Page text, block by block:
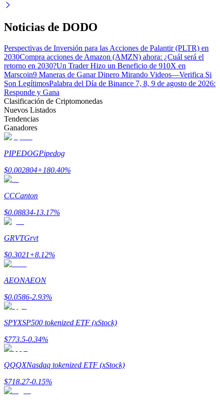
Bitrue Partners
Afiliados de Bitrue
¡Hasta un 65% de comisiones!
Referencia
Invita a un amigo para recibir recompensas en efectivo
Deposit CASHCAT & Win
Noticias de DODO
Perspectivas de Inversión para las Acciones de Palantir (PLTR) en
2030Compra acciones de Amazon (AMZN) ahora: ¿Cuál será el
retorno en 2030?Un Trader Hizo un Beneficio de 910X en
Marscoin9 Maneras de Ganar Dinero Mirando Videos—Verifica Si
Son LegítimosPalabra del Día de Binance 7, 8, 9 de agosto de 2026:
Responde y Gana
Clasificación de Criptomonedas
Nuevos Listados
Tendencias
Ganadores
PIPEDOGPipedog
$0.002804+180.40%
CCCanton
$0.08834-13.17%
GRVTGrvt
$0.3021+8.12%
AEONAEON
$0.0586-2.93%
SPYXSP500 tokenized ETF (xStock)
$773.5-0.34%
QQQXNasdaq tokenized ETF (xStock)
$718.27-0.15%